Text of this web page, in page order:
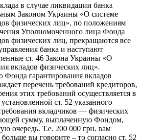
в случае ликвидации банка
Законом Украины «О системе
физических лиц», по положениям
Уполномоченного лица Фонда
физических лиц, прекращаются все
банка и наступают
ст. 46 Закона Украины «О
вкладов физических лиц».
гарантирования вкладов
перечень требований кредиторов,
этих требований осуществляется в
ст. 52 указанного
вкладчиков — физических
сумму, выплаченную Фондом,
очередь. Т.е. 200 000 грн. вам
вы говорите – то согласно ст. 52